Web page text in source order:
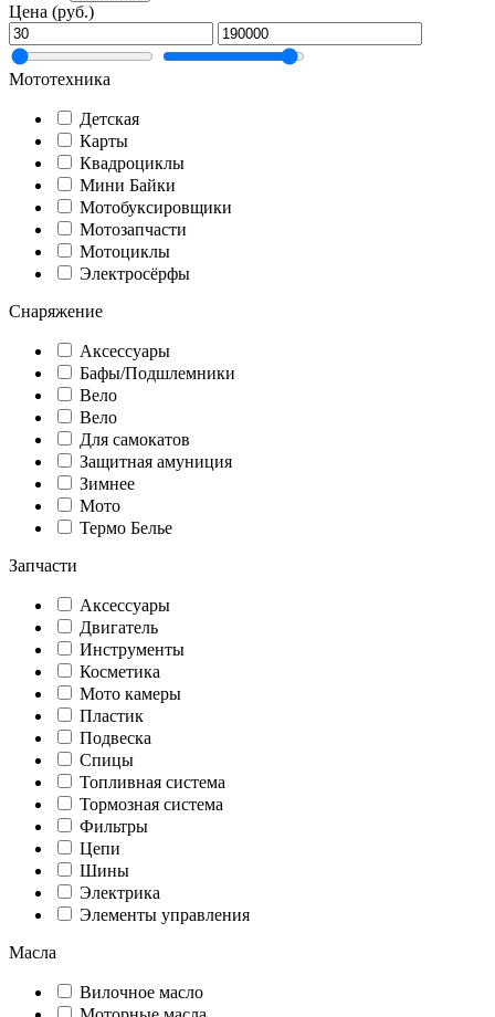
Цена (руб.)
Мототехника
Детская
Карты
Квадроциклы
Мини Байки
Мотобуксировщики
Мотозапчасти
Мотоциклы
Электросёрфы
Снаряжение
Аксессуары
Бафы/Подшлемники
Вело
Вело
Для самокатов
Защитная амуниция
Зимнее
Мото
Термо Белье
Запчасти
Аксессуары
Двигатель
Инструменты
Косметика
Мото камеры
Пластик
Подвеска
Спицы
Топливная система
Тормозная система
Фильтры
Цепи
Шины
Электрика
Элементы управления
Масла
Вилочное масло